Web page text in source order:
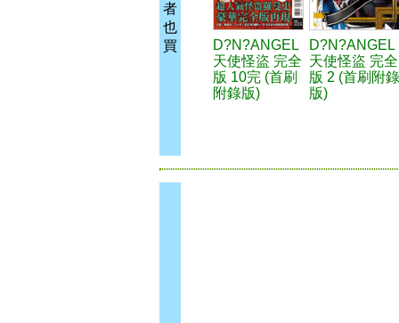
者
也
買
D?N?ANGEL
天使怪盜 完全
版 10完 (首刷
附錄版)
D?N?ANGEL
天使怪盜 完全
版 2 (首刷附錄
版)